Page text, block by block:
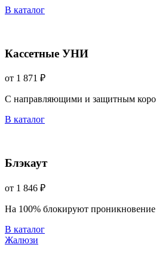
В каталог
Кассетные УНИ
от 1 871 ₽
С направляющими и защитным
В каталог
Блэкаут
от 1 846 ₽
На 100% блокируют
В каталог
Жалюзи